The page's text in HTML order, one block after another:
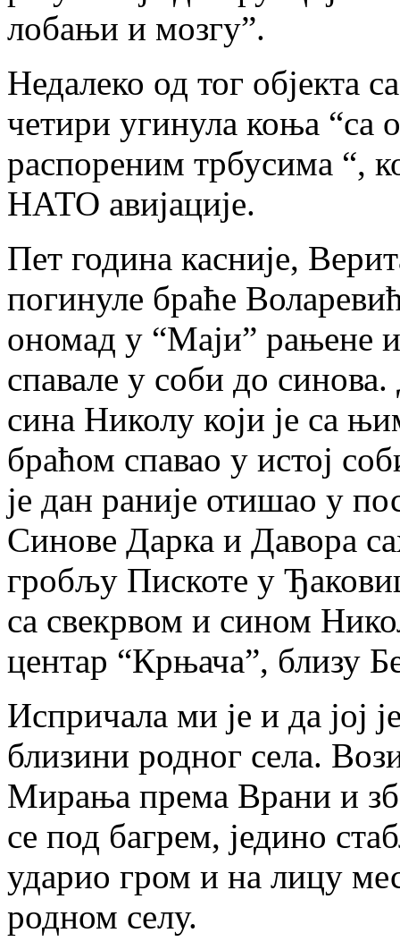
лобањи и мозгу”.
Недалеко од тог објекта
четири угинула коња “са
распореним трбусима “,
НАТО авијације.
Пет година касније,
погинуле браће
ономад у “Маји” рањене и
спавале у соби до
сина Николу који је са
браћом спавао у истој
је дан раније отишао у
Синове Дарка и Давора
гробљу Пискоте у
са свекрвом и сином
центар “Крњача”, близу
Испричала ми је и да јој
близини родног села.
Мирања према Врани и
се под багрем, једино
ударио гром и на лицу
родном селу.